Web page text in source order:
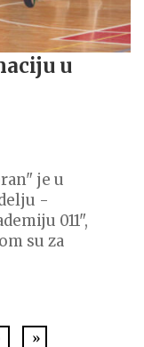
u
je u
-
011",
su za
»